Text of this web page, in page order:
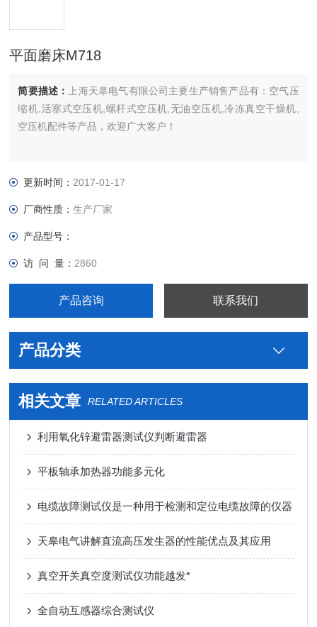
平面磨床M718
简要描述：
上海天皋电气有限公司主要生产销售产品有：空气压
缩机,活塞式空压机,螺杆式空压机,无油空压机,冷冻真空干燥机,
空压机配件等产品，欢迎广大客户！
更新时间： 2017-01-17
厂商性质：生产厂家
产品型号：
访 问 量： 2860
产品咨询 联系我们
产品分类
相关文章 RELATED ARTICLES
利用氧化锌避雷器测试仪判断避雷器
平板轴承加热器功能多元化
电缆故障测试仪是一种用于检测和定位电缆故障的仪器
天皋电气讲解直流高压发生器的性能优点及其应用
真空开关真空度测试仪功能越发*
全自动互感器综合测试仪